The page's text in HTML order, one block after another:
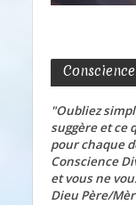
"Oubliez
suggère et ce
pour chaque
Conscience
et vous ne
Dieu Père/